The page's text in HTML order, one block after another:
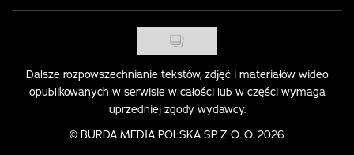
Dalsze rozpowszechnianie tekstów, zdjęć i materiałów wideo
opublikowanych w serwisie w całości lub w części wymaga
uprzedniej zgody wydawcy.
© BURDA MEDIA POLSKA SP. Z O. O. 2026